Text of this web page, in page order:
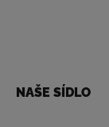
NAŠE SÍDLO